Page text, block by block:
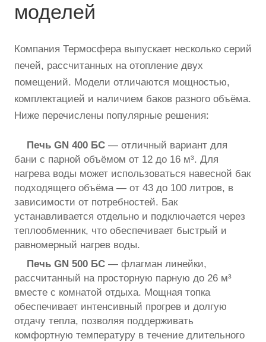
моделей
Компания Термосфера выпускает несколько серий
печей, рассчитанных на отопление двух
помещений. Модели отличаются мощностью,
комплектацией и наличием баков разного объёма.
Ниже перечислены популярные решения:
Печь GN 400 БС — отличный вариант для
бани с парной объёмом от 12 до 16 м³. Для
нагрева воды может использоваться навесной бак
подходящего объёма — от 43 до 100 литров, в
зависимости от потребностей. Бак
устанавливается отдельно и подключается через
теплообменник, что обеспечивает быстрый и
равномерный нагрев воды.
Печь GN 500 БС — флагман линейки,
рассчитанный на просторную парную до 26 м³
вместе с комнатой отдыха. Мощная топка
обеспечивает интенсивный прогрев и долгую
отдачу тепла, позволяя поддерживать
комфортную температуру в течение длительного